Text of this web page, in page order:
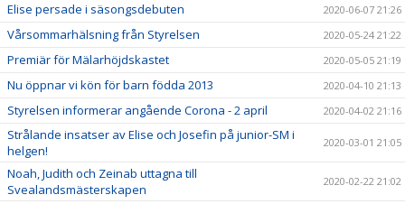
Elise persade i säsongsdebuten 2020-06-07 21:26
Vårsommarhälsning från Styrelsen 2020-05-24 21:22
Premiär för Mälarhöjdskastet 2020-05-05 21:19
Nu öppnar vi kön för barn födda 2013 2020-04-10 21:13
Styrelsen informerar angående Corona - 2 april 2020-04-02 21:16
Strålande insatser av Elise och Josefin på junior-SM i
helgen!
2020-03-01 21:05
Noah, Judith och Zeinab uttagna till
Svealandsmästerskapen
2020-02-22 21:02